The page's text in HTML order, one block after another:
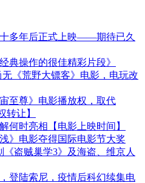
十多年后正式上映——期待已久
典操作的很佳精彩片段》
《荒野大镖客》电影，电玩改
至尊》电影播放权，取代
转让】
何时亮相【电影上映时间】
》电影夺得国际电影节大奖
《盗贼巢学3》及海盗、维京人
登陆索尼，疫情后科幻续集电